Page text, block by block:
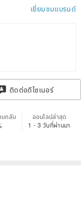
เยี่ยมชมแบรนด์
ติดต่อดีไซเนอร์
บกลับ
ออนไลน์ล่าสุด
1 - 3 วันที่ผ่านมา